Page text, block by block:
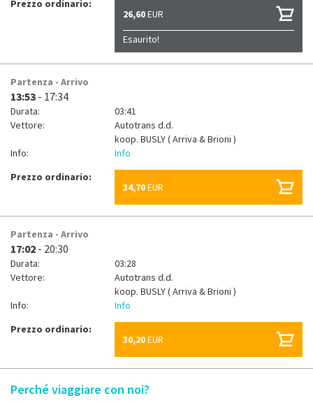
Prezzo ordinario:
26,60EUR
Esaurito!
Partenza - Arrivo
13:53 - 17:34
Durata:
03:41
Vettore:
Autotrans d.d.
koop. BUSLY ( Arriva & Brioni )
Info:
Info
Prezzo ordinario:
34,70EUR
Partenza - Arrivo
17:02 - 20:30
Durata:
03:28
Vettore:
Autotrans d.d.
koop. BUSLY ( Arriva & Brioni )
Info:
Info
Prezzo ordinario:
30,20EUR
Perché viaggiare con noi?